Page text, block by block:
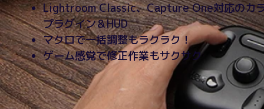
Lightroom Classic、Capture One対応のカ
プラグイン＆HUD
マクロで一括調整もラクラク！
ゲーム感覚で修正作業もサクサク